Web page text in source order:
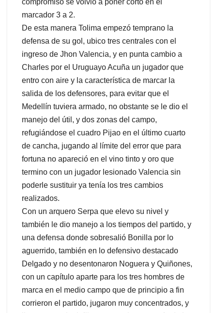
compromiso se volvió a poner corto en el
marcador 3 a 2.
De esta manera Tolima empezó temprano la
defensa de su gol, ubico tres centrales con el
ingreso de Jhon Valencia, y en punta cambio a
Charles por el Uruguayo Acuña un jugador que
entro con aire y la característica de marcar la
salida de los defensores, para evitar que el
Medellín tuviera armado, no obstante se le dio el
manejo del útil, y dos zonas del campo,
refugiándose el cuadro Pijao en el último cuarto
de cancha, jugando al límite del error que para
fortuna no apareció en el vino tinto y oro que
termino con un jugador lesionado Valencia sin
poderle sustituir ya tenía los tres cambios
realizados.
Con un arquero Serpa que elevo su nivel y
también le dio manejo a los tiempos del partido, y
una defensa donde sobresalió Bonilla por lo
aguerrido, también en lo defensivo destacado
Delgado y no desentonaron Noguera y Quiñones,
con un capítulo aparte para los tres hombres de
marca en el medio campo que de principio a fin
corrieron el partido, jugaron muy concentrados, y